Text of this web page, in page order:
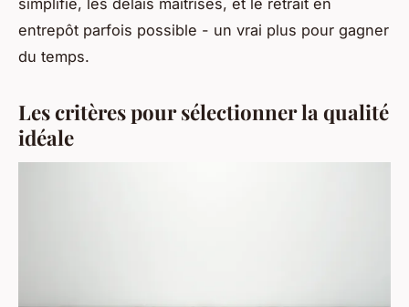
simplifié, les délais maîtrisés, et le retrait en
entrepôt parfois possible - un vrai plus pour gagner
du temps.
Les critères pour sélectionner la qualité
idéale